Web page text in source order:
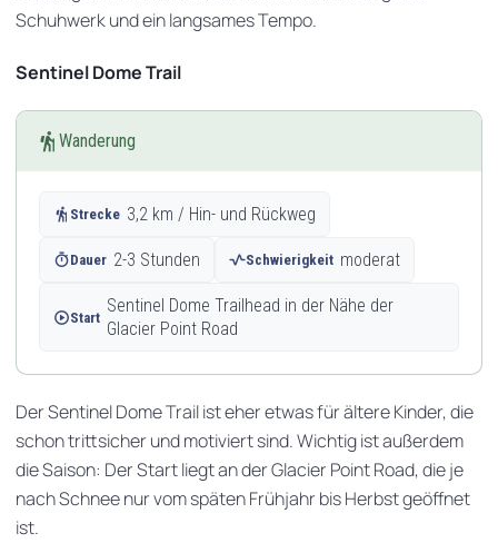
Schuhwerk und ein langsames Tempo.
Sentinel Dome Trail
hiking Wanderung
hiking Strecke 3,2 km / Hin- und Rückweg
timerDauer 2-3 Stunden vital_signsSchwierigkeit moderat
play_circleStart
Sentinel Dome Trailhead in der Nähe der
Glacier Point Road
Der Sentinel Dome Trail ist eher etwas für ältere Kinder, die
schon trittsicher und motiviert sind. Wichtig ist außerdem
die Saison: Der Start liegt an der Glacier Point Road, die je
nach Schnee nur vom späten Frühjahr bis Herbst geöffnet
ist.